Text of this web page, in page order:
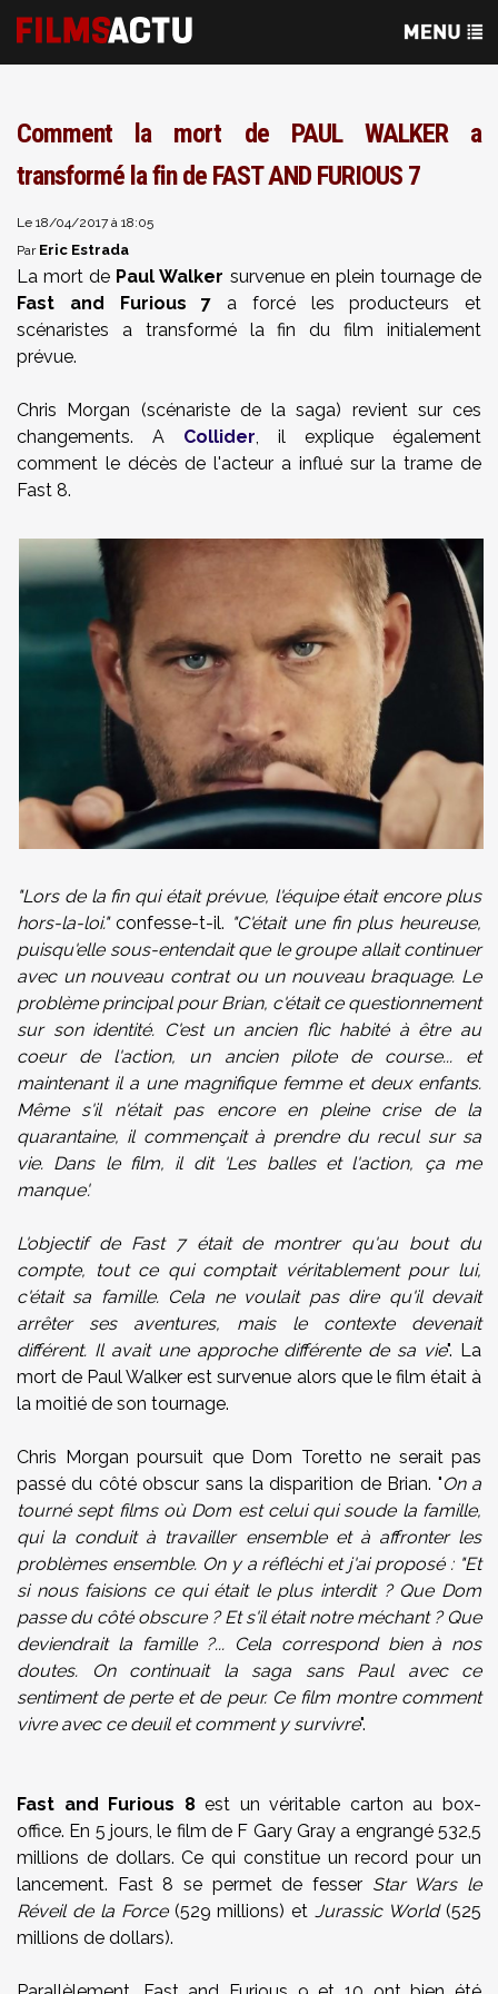
Comment la mort de PAUL WALKER a
transformé la fin de FAST AND FURIOUS 7
Le 18/04/2017 à 18:05
Par Eric Estrada
La mort de Paul Walker survenue en plein tournage de
Fast and Furious 7 a forcé les producteurs et
scénaristes a transformé la fin du film initialement
prévue.
Chris Morgan (scénariste de la saga) revient sur ces
changements. A Collider, il explique également
comment le décès de l'acteur a influé sur la trame de
Fast 8.
"Lors de la fin qui était prévue, l'équipe était encore plus
hors-la-loi."confesse-t-il. "C'était une fin plus heureuse,
puisqu'elle sous-entendait que le groupe allait continuer
avec un nouveau contrat ou un nouveau braquage. Le
problème principal pour Brian, c'était ce questionnement
sur son identité. C'est un ancien flic habité à être au
coeur de l'action, un ancien pilote de course... et
maintenant il a une magnifique femme et deux enfants.
Même s'il n'était pas encore en pleine crise de la
quarantaine, il commençait à prendre du recul sur sa
vie. Dans le film, il dit 'Les balles et l'action, ça me
manque'.
L'objectif de Fast 7 était de montrer qu'au bout du
compte, tout ce qui comptait véritablement pour lui,
c'était sa famille. Cela ne voulait pas dire qu'il devait
arrêter ses aventures, mais le contexte devenait
différent. Il avait une approche différente de sa vie". La
mort de Paul Walker est survenue alors que le film était à
la moitié de son tournage.
Chris Morgan poursuit que Dom Toretto ne serait pas
passé du côté obscur sans la disparition de Brian. "On a
tourné sept films où Dom est celui qui soude la famille,
qui la conduit à travailler ensemble et à affronter les
problèmes ensemble. On y a réfléchi et j'ai proposé : "Et
si nous faisions ce qui était le plus interdit ? Que Dom
passe du côté obscure ? Et s'il était notre méchant ? Que
deviendrait la famille ?... Cela correspond bien à nos
doutes. On continuait la saga sans Paul avec ce
sentiment de perte et de peur. Ce film montre comment
vivre avec ce deuil et comment y survivre".
Fast and Furious 8est un véritable carton au box-
office. En 5 jours, le film de F Gary Gray a engrangé 532,5
millions de dollars. Ce qui constitue un record pour un
lancement. Fast 8 se permet de fesser Star Wars le
Réveil de la Force(529 millions) etJurassic World(525
millions de dollars).